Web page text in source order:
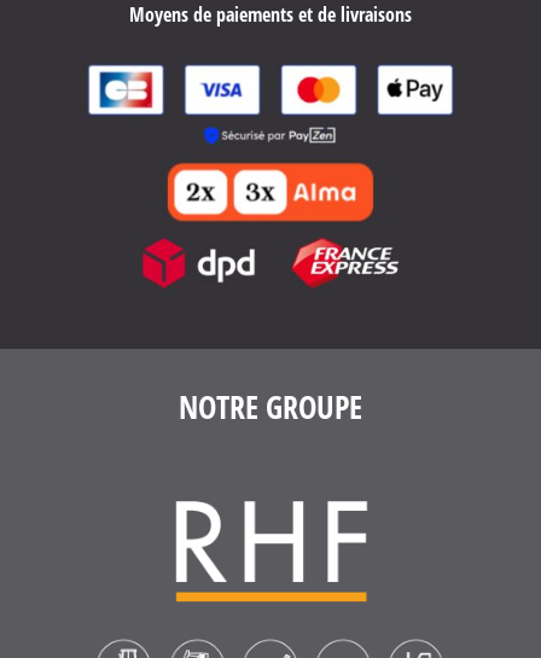
4.6
Moyens de paiements et de livraisons
NOTRE GROUPE